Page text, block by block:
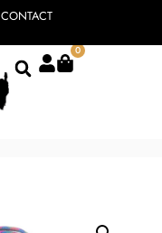
CONTACT
0